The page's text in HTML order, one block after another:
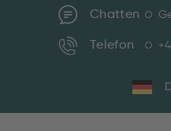
Chatten
Telefon